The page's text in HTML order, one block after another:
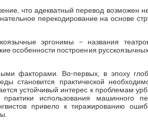
что адекватный перевод возможен
перекодирование на основе
эргонимы – названия
особенности построения
факторами. Во-первых, в эпоху
становится практической
устойчивый интерес к проблемам
использования машинного
привело к тиражированию